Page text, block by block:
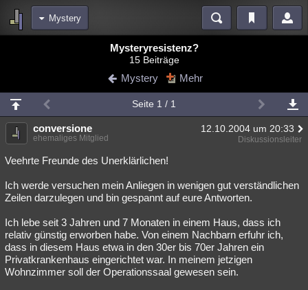
Mystery
Blogs
Chat Wiki Neuigkeiten
meine Rubriken
Menschen Wissenschaft Mystery Kriminalfälle
Spiritualität Verschwörungen Technologie
Natur Umfragen Unterhaltung
weitere Rubriken
Philosophie Träume Orte Esoterik Literatur
Astronomie Helpdesk Gruppen Gaming Filme
Verbesserungen
Mysteryresistenz?
15 Beiträge
Mystery Mehr
Seite 1 / 1
conversione 12.10.2004 um 20:33
ehemaliges Mitglied Diskussionsleiter
Veehrte Freunde des Unerklärlichen!
Ich werde versuchen mein Anliegen in wenigen gut verständlichen
Zeilen darzulegen und bin gespannt auf eure Antworten.
Ich lebe seit 3 Jahren und 7 Monaten in einem Haus, dass ich
relativ günstig erworben habe. Von einem Nachbarn erfuhr ich,
dass in diesem Haus etwa in den 30er bis 70er Jahren ein
Privatkrankenhaus eingerichtet war. In meinem jetzigen
Wohnzimmer soll der Operationssaal gewesen sein.